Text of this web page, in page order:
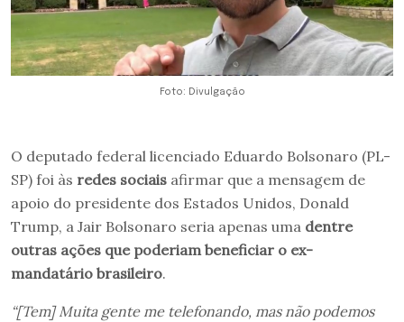
Foto: Divulgação
O deputado federal licenciado Eduardo Bolsonaro (PL-
SP) foi às redes sociais afirmar que a mensagem de
apoio do presidente dos Estados Unidos, Donald
Trump, a Jair Bolsonaro seria apenas uma dentre
outras ações que poderiam beneficiar o ex-
mandatário brasileiro.
“[Tem] Muita gente me telefonando, mas não podemos